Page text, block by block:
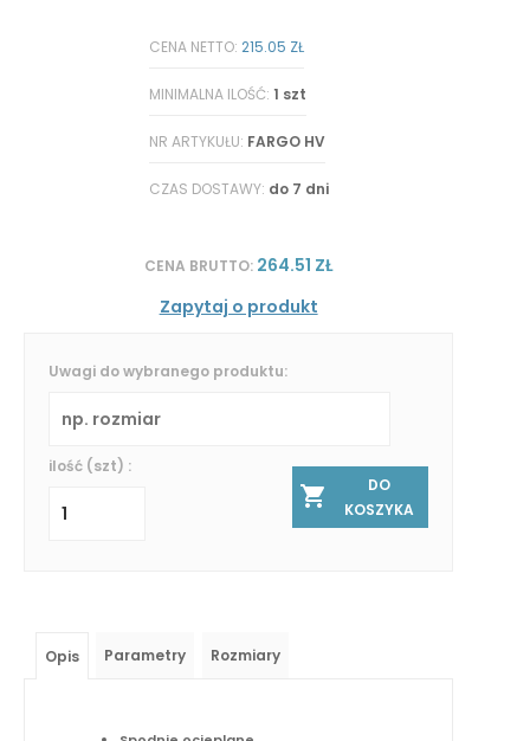
CENA NETTO: 215.05 ZŁ
MINIMALNA ILOŚĆ: 1 szt
NR ARTYKUŁU: FARGO HV
CZAS DOSTAWY: do 7 dni
CENA BRUTTO: 264.51 ZŁ
Zapytaj o produkt
Uwagi do wybranego produktu:
ilość (szt) :
DO
KOSZYKA
Opis Parametry Rozmiary